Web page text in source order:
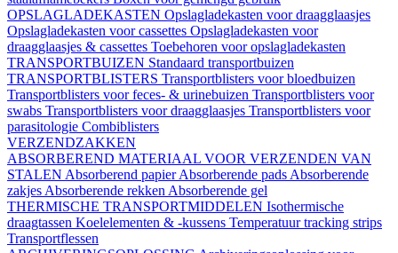
OPSLAGLADEKASTEN Opslagladekasten voor draagglaasjes
Opslagladekasten voor cassettes Opslagladekasten voor
draagglaasjes & cassettes Toebehoren voor opslagladekasten
TRANSPORTBUIZEN Standaard transportbuizen
TRANSPORTBLISTERS Transportblisters voor bloedbuizen
Transportblisters voor feces- & urinebuizen Transportblisters voor
swabs Transportblisters voor draagglaasjes Transportblisters voor
parasitologie Combiblisters
VERZENDZAKKEN
ABSORBEREND MATERIAAL VOOR VERZENDEN VAN
STALEN Absorberend papierAbsorberende pads Absorberende
zakjes Absorberende rekken Absorberende gel
THERMISCHE TRANSPORTMIDDELEN Isothermische
draagtassen Koelelementen & -kussens Temperatuur tracking strips
Transportflessen